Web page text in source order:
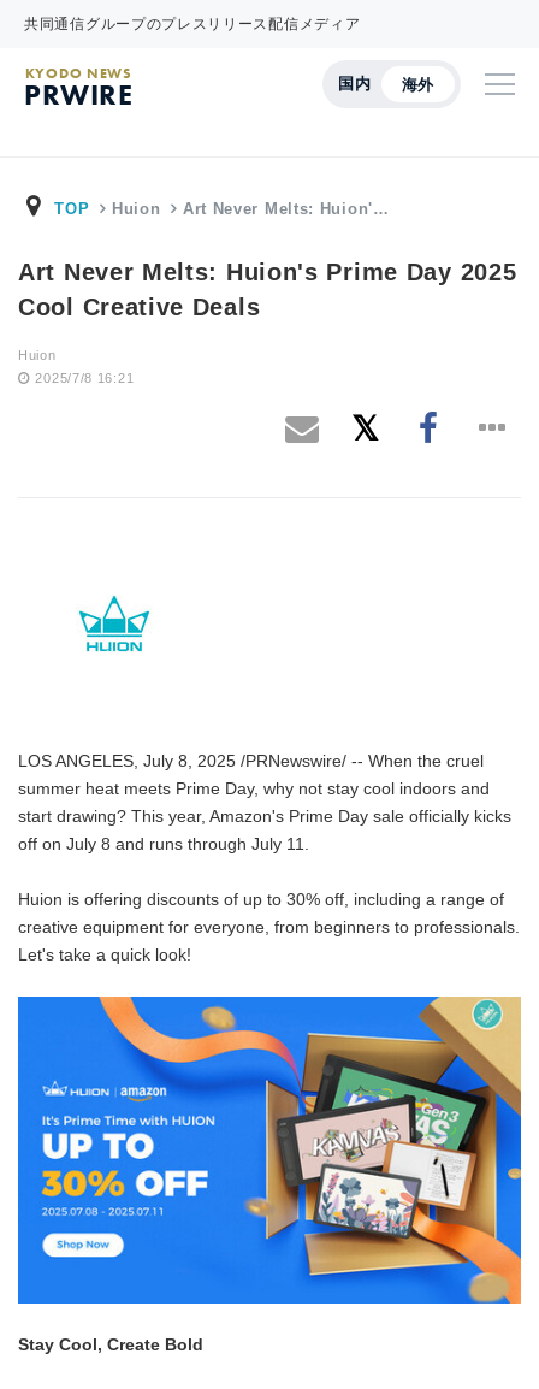
共同通信グループのプレスリリース配信メディア
国内 海外
KYODO NEWS
PRWIRE
TOP Huion Art Never Melts: Huion'…
Art Never Melts: Huion's Prime Day 2025
Cool Creative Deals
Huion
2025/7/8 16:21
LOS ANGELES, July 8, 2025 /PRNewswire/ -- When the cruel
summer heat meets Prime Day, why not stay cool indoors and
start drawing? This year, Amazon's Prime Day sale officially kicks
off on July 8 and runs through July 11.
Huion is offering discounts of up to 30% off, including a range of
creative equipment for everyone, from beginners to professionals.
Let's take a quick look!
Stay Cool, Create Bold